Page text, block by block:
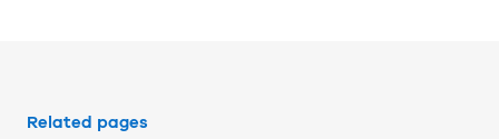
Related pages